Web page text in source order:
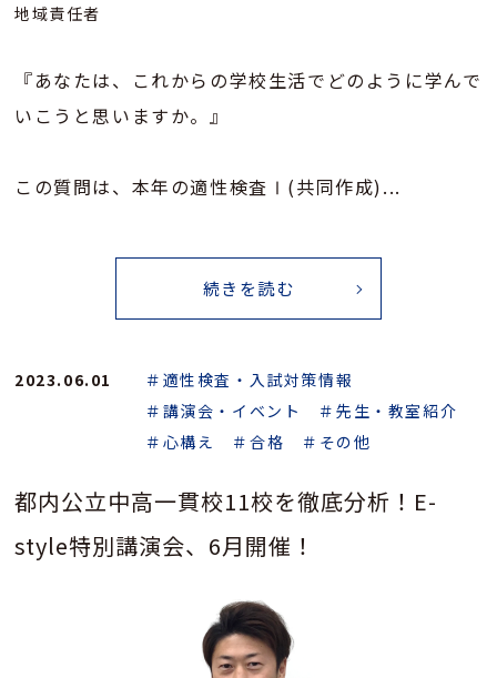
地域責任者
『あなたは、これからの学校生活でどのように学んで
いこうと思いますか。』
この質問は、本年の適性検査Ⅰ(共同作成)...
続きを読む
2023.06.01
＃適性検査・入試対策情報
＃講演会・イベント
＃先生・教室紹介
＃心構え
＃合格 ＃その他
都内公立中高一貫校11校を徹底分析！E-
style特別講演会、6月開催！